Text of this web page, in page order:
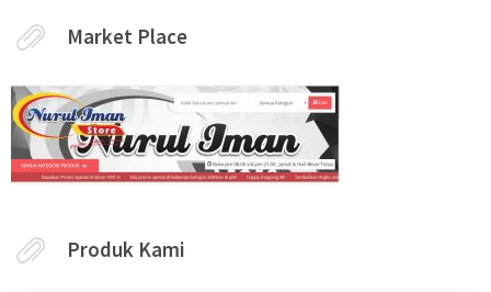
Market Place
Produk Kami